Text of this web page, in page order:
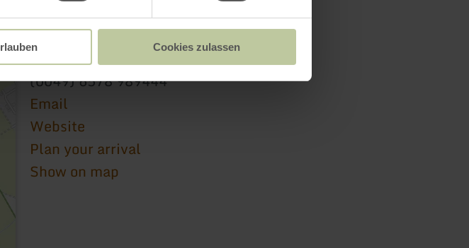
Cookies zulassen
Ortsgemeinde Salmtal
Im Neugarten 19 (Alte Schule Dörbach)
54528 Salmtal
(0049) 6578 989444
Email
Website
Plan your arrival
Show on map